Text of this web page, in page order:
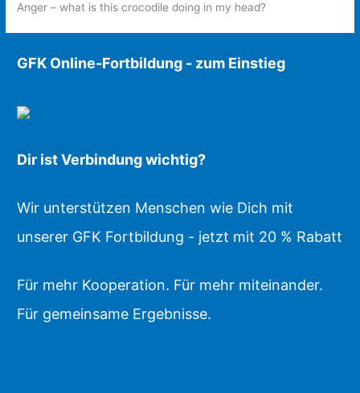
Anger – what is this crocodile doing in my head?
GFK Online-Fortbildung - zum Einstieg
Dir ist Verbindung wichtig?
Wir unterstützen Menschen wie Dich mit
unserer GFK Fortbildung - jetzt mit 20 % Rabatt
Für mehr Kooperation. Für mehr miteinander.
Für gemeinsame Ergebnisse.